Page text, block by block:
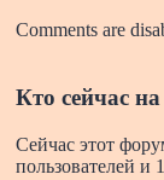
Comments are
Кто сейчас
Сейчас этот
пользователей и